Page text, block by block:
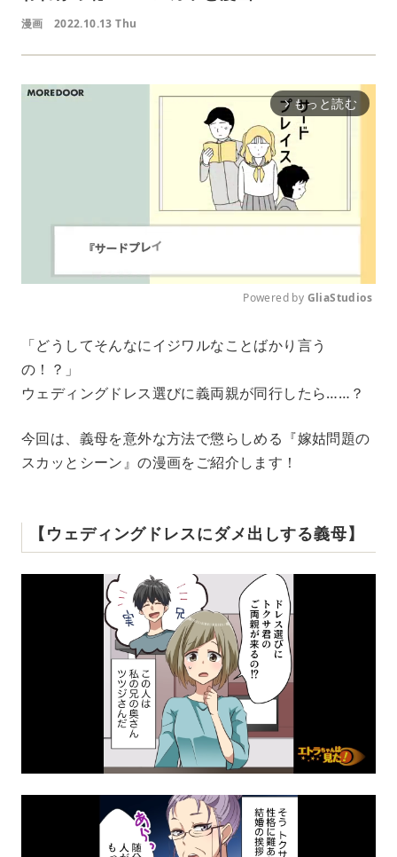
漫画 2022.10.13 Thu
arrow_forward_ios もっと読む
u
e
Powered by GliaStudios
「どうしてそんなにイジワルなことばかり言う
の！？」
ウェディングドレス選びに義両親が同行したら……？
今回は、義母を意外な方法で懲らしめる『嫁姑問題の
スカッとシーン』の漫画をご紹介します！
【ウェディングドレスにダメ出しする義母】